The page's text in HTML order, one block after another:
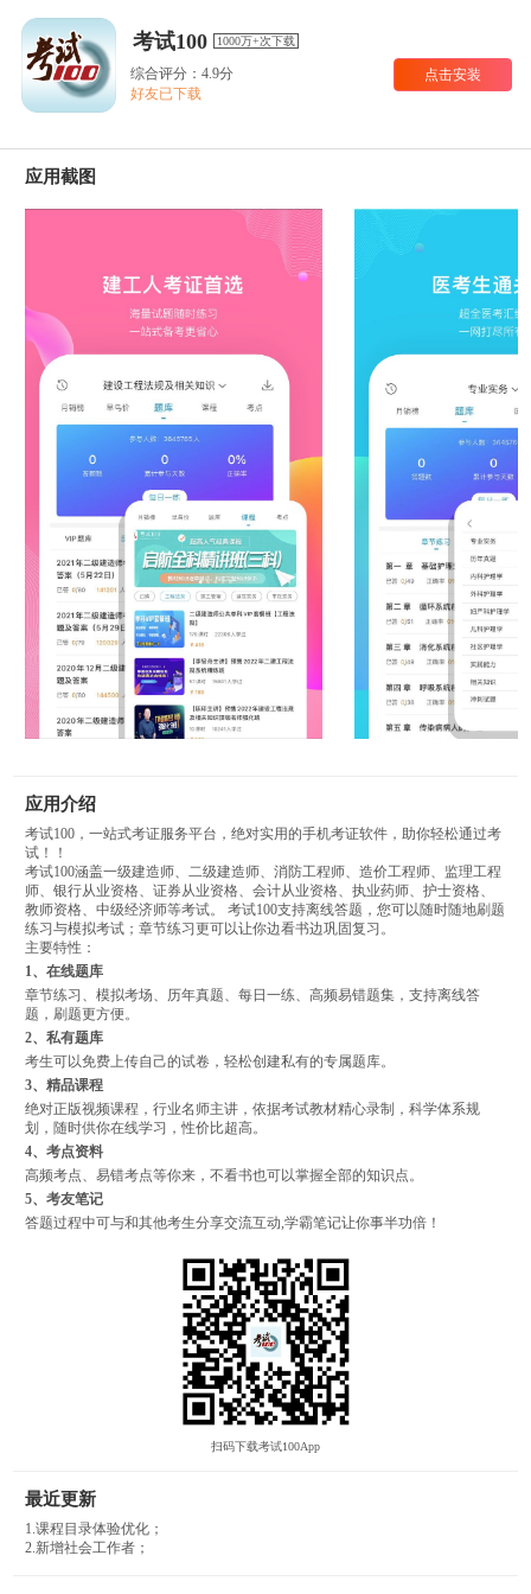
考试100 1000万+次下载
综合评分：4.9分
好友已下载
点击安装
应用截图
应用介绍
考试100，一站式考证服务平台，绝对实用的手机考证软件，助你轻松通过考
试！！
考试100涵盖一级建造师、二级建造师、消防工程师、造价工程师、监理工程
师、银行从业资格、证券从业资格、会计从业资格、执业药师、护士资格、
教师资格、中级经济师等考试。 考试100支持离线答题，您可以随时随地刷题
练习与模拟考试；章节练习更可以让你边看书边巩固复习。
主要特性：
1、在线题库
章节练习、模拟考场、历年真题、每日一练、高频易错题集，支持离线答
题，刷题更方便。
2、私有题库
考生可以免费上传自己的试卷，轻松创建私有的专属题库。
3、精品课程
绝对正版视频课程，行业名师主讲，依据考试教材精心录制，科学体系规
划，随时供你在线学习，性价比超高。
4、考点资料
高频考点、易错考点等你来，不看书也可以掌握全部的知识点。
5、考友笔记
答题过程中可与和其他考生分享交流互动,学霸笔记让你事半功倍！
扫码下载考试100App
最近更新
1.课程目录体验优化；
2.新增社会工作者；